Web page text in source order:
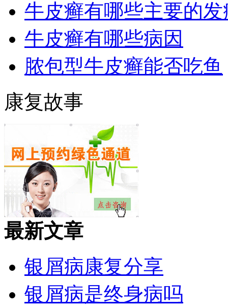
牛皮癣有哪些主要的
牛皮癣有哪些病因
脓包型牛皮癣能否吃鱼
康复故事
最新文章
银屑病康复分享
银屑病是终身病吗